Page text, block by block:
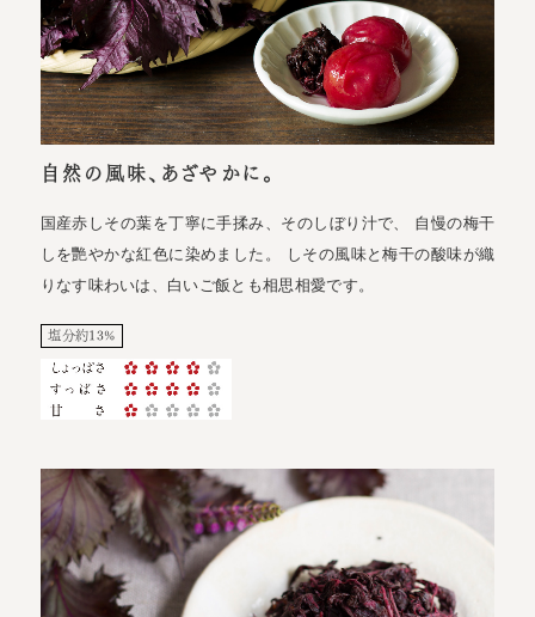
自然の風味、あざやかに。
国産赤しその葉を丁寧に手揉み、そのしぼり汁で、 自慢の梅干
しを艷やかな紅色に染めました。 しその風味と梅干の酸味が織
りなす味わいは、白いご飯とも相思相愛です。
塩分約13%